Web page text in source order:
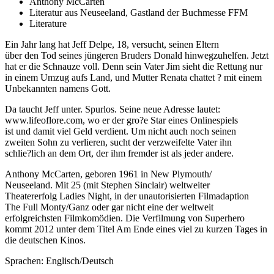
Literatur aus Neuseeland, Gastland der Buchmesse FFM
Literature
Ein Jahr lang hat Jeff Delpe, 18, versucht, seinen Eltern
über den Tod seines jüngeren Bruders Donald hinwegzuhelfen. Jetzt
hat er die Schnauze voll. Denn sein Vater Jim sieht die Rettung nur
in einem Umzug aufs Land, und Mutter Renata chattet ? mit einem
Unbekannten namens Gott.
Da taucht Jeff unter. Spurlos. Seine neue Adresse lautet:
www.lifeoflore.com, wo er der gro?e Star eines Onlinespiels
ist und damit viel Geld verdient. Um nicht auch noch seinen
zweiten Sohn zu verlieren, sucht der verzweifelte Vater ihn
schlie?lich an dem Ort, der ihm fremder ist als jeder andere.
Anthony McCarten, geboren 1961 in New Plymouth/
Neuseeland. Mit 25 (mit Stephen Sinclair) weltweiter
Theatererfolg Ladies Night, in der unautorisierten Filmadaption
The Full Monty/Ganz oder gar nicht eine der weltweit
erfolgreichsten Filmkomödien. Die Verfilmung von Superhero
kommt 2012 unter dem Titel Am Ende eines viel zu kurzen Tages in
die deutschen Kinos.
Sprachen: Englisch/Deutsch